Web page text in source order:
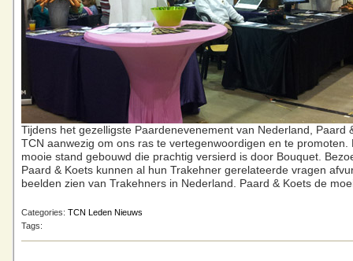
Tijdens het gezelligste Paardenevenement van Nederland, Paard
TCN aanwezig om ons ras te vertegenwoordigen en te promoten.
mooie stand gebouwd die prachtig versierd is door Bouquet.
Paard & Koets kunnen al hun Trakehner gerelateerde vragen
beelden zien van Trakehners in Nederland. Paard & Koets de
Categories: TCN Leden Nieuws
Tags: